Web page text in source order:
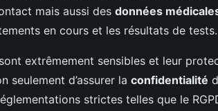
mais aussi des données
en cours et les résultats de tests.
extrêmement sensibles et leur
seulement d’assurer la confidentialité
strictes telles que le